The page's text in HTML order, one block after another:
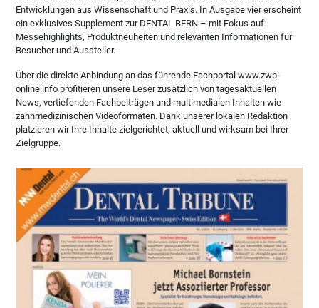
Entwicklungen aus Wissenschaft und Praxis. In Ausgabe vier erscheint
ein exklusives Supplement zur DENTAL BERN – mit Fokus auf
Messehighlights, Produktneuheiten und relevanten Informationen für
Besucher und Aussteller.
Über die direkte Anbindung an das führende Fachportal www.zwp-
online.info profitieren unsere Leser zusätzlich von tagesaktuellen
News, vertiefenden Fachbeiträgen und multimedialen Inhalten wie
zahnmedizinischen Videoformaten. Dank unserer lokalen Redaktion
platzieren wir Ihre Inhalte zielgerichtet, aktuell und wirksam bei Ihrer
Zielgruppe.